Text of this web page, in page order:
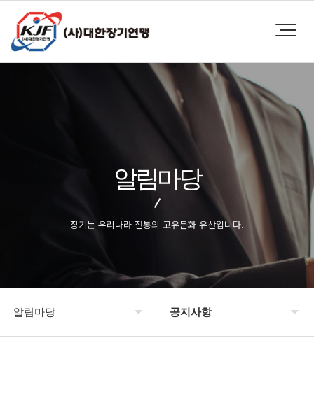
알림마당
장기는 우리나라 전통의 고유문화 유산입니다.
알림마당 공지사항